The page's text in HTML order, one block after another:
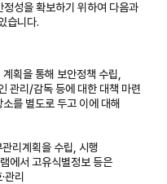
성을 확보하기 위하여 다음과
습니다.
획을 통해 보안정책 수립,
관리/감독 등에 대한 대책 마련
를 별도로 두고 이에 대해
리계획을 수립, 시행
에서 고유식별정보 등은
관리